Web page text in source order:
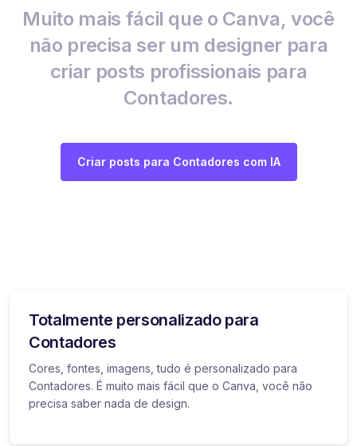
Muito mais fácil que o Canva, você
não precisa ser um designer para
criar posts profissionais para
Contadores.
Criar posts para Contadores com IA
Totalmente personalizado para
Contadores
Cores, fontes, imagens, tudo é personalizado para
Contadores. É muito mais fácil que o Canva, você não
precisa saber nada de design.